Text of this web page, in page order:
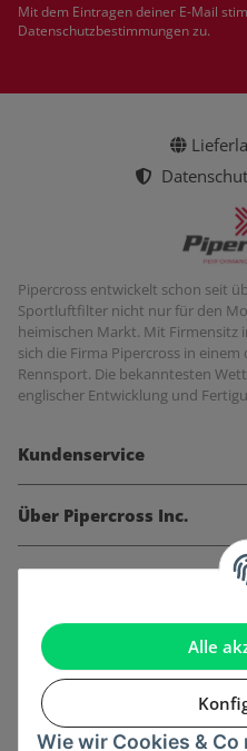
Alle
Wie wir Cookies & Co
Mit dem Eintragen deiner E-Mail
Datenschutzbestimmungenzu.
Pipercross entwickelt schon seit
Sportluftfilter nicht nur für den
heimischen Markt. Mit
sich die Firma Pipercross in
Rennsport. Die bekanntesten
englischer Entwicklung und
Kundenservice
Über Pipercross Inc.
Informationen
Gesetzliche Informationen